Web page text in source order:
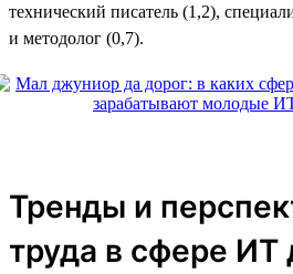
технический писатель (1,2),
и методолог (0,7).
Тренды и
труда в сфере ИТ